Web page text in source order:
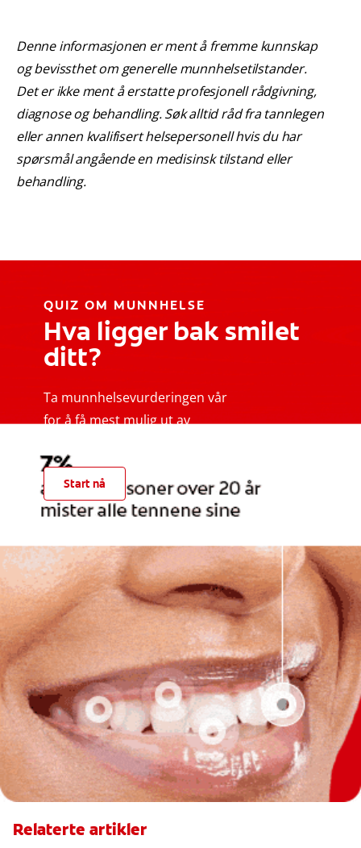
Denne informasjonen er ment å fremme kunnskap
og bevissthet om generelle munnhelsetilstander.
Det er ikke ment å erstatte profesjonell rådgivning,
diagnose og behandling. Søk alltid råd fra tannlegen
eller annen kvalifisert helsepersonell hvis du har
spørsmål angående en medisinsk tilstand eller
behandling.
QUIZ OM MUNNHELSE
Hva ligger bak smilet
ditt?
Ta munnhelsevurderingen vår
for å få mest mulig ut av
Start nå
Relaterte artikler